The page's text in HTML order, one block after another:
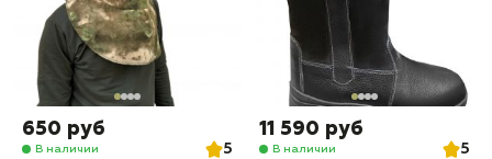
650 руб
В наличии
5
11 590 руб
В наличии
5